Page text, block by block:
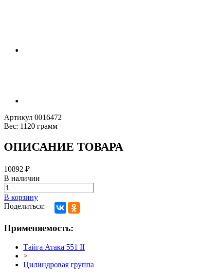
Артикул 0016472
Вес: 1120 грамм
ОПИСАНИЕ ТОВАРА
10892 ₽
В наличии
В корзину
Поделиться:
Применяемость:
Тайга Атака 551 II
>
Цилиндровая группа